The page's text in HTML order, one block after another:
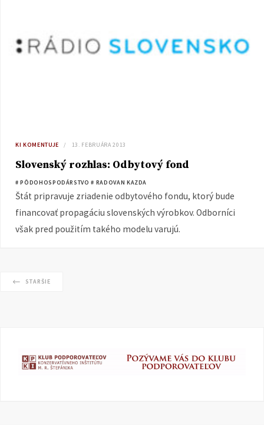
KI KOMENTUJE 13. FEBRUÁRA 2013
Slovenský rozhlas: Odbytový fond
# PÔDOHOSPODÁRSTVO # RADOVAN KAZDA
Štát pripravuje zriadenie odbytového fondu, ktorý bude
financovať propagáciu slovenských výrobkov. Odborníci
však pred použitím takého modelu varujú.
STARŠIE